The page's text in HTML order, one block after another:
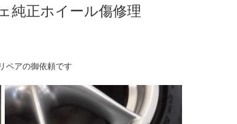
純正ホイール傷修理
ペアの御依頼です